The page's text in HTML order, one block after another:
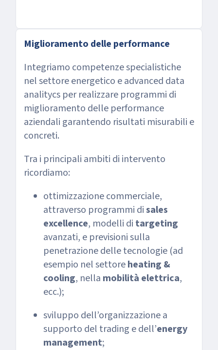
Miglioramento delle performance
Integriamo competenze specialistiche
nel settore energetico e advanced data
analitycs per realizzare programmi di
miglioramento delle performance
aziendali garantendo risultati misurabili e
concreti.
Tra i principali ambiti di intervento
ricordiamo:
ottimizzazione commerciale,
attraverso programmi disales
excellence, modelli di targeting
avanzati, e previsioni sulla
penetrazione delle tecnologie (ad
esempio nel settoreheating &
cooling, nella mobilità elettrica,
ecc.);
sviluppo dell’organizzazione a
supporto del trading e dell’energy
management;